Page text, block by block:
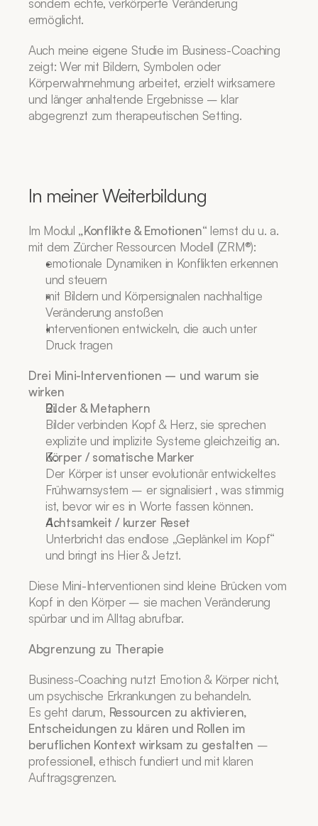
sondern echte, verkörperte Veränderung
ermöglicht.
Auch meine eigene Studie im Business-Coaching
zeigt: Wer mit Bildern, Symbolen oder
Körperwahrnehmung arbeitet, erzielt wirksamere
und länger anhaltende Ergebnisse – klar
abgegrenzt zum therapeutischen Setting.
In meiner Weiterbildung
Im Modul „Konflikte & Emotionen“ lernst du u. a.
mit dem Zürcher Ressourcen Modell (ZRM®):
emotionale Dynamiken in Konflikten erkennen
und steuern
mit Bildern und Körpersignalen nachhaltige
Veränderung anstoßen
Interventionen entwickeln, die auch unter
Druck tragen
Drei Mini-Interventionen – und warum sie
wirken
Bilder & Metaphern
Bilder verbinden Kopf & Herz, sie sprechen
explizite und implizite Systeme gleichzeitig an.
Körper / somatische Marker
Der Körper ist unser evolutionär entwickeltes
Frühwarnsystem – er signalisiert , was stimmig
ist, bevor wir es in Worte fassen können.
Achtsamkeit / kurzer Reset
Unterbricht das endlose „Geplänkel im Kopf“
und bringt ins Hier & Jetzt.
Diese Mini-Interventionen sind kleine Brücken vom
Kopf in den Körper – sie machen Veränderung
spürbar und im Alltag abrufbar.
Abgrenzung zu Therapie
Business-Coaching nutzt Emotion & Körper nicht,
um psychische Erkrankungen zu behandeln.
Es geht darum, Ressourcen zu aktivieren,
Entscheidungen zu klären und Rollen im
beruflichen Kontext wirksam zu gestalten –
professionell, ethisch fundiert und mit klaren
Auftragsgrenzen.